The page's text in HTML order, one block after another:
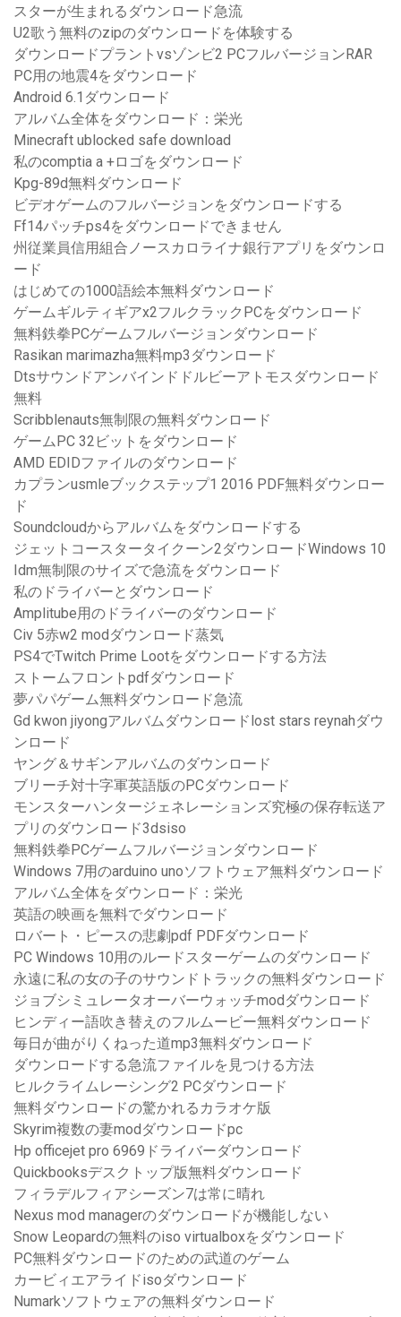
スターが生まれるダウンロード急流
U2歌う無料のzipのダウンロードを体験する
ダウンロードプラントvsゾンビ2 PCフルバージョンRAR
PC用の地震4をダウンロード
Android 6.1ダウンロード
アルバム全体をダウンロード：栄光
Minecraft ublocked safe download
私のcomptia a +ロゴをダウンロード
Kpg-89d無料ダウンロード
ビデオゲームのフルバージョンをダウンロードする
Ff14パッチps4をダウンロードできません
州従業員信用組合ノースカロライナ銀行アプリをダウンロ
ード
はじめての1000語絵本無料ダウンロード
ゲームギルティギアx2フルクラックPCをダウンロード
無料鉄拳PCゲームフルバージョンダウンロード
Rasikan marimazha無料mp3ダウンロード
Dtsサウンドアンバインドドルビーアトモスダウンロード
無料
Scribblenauts無制限の無料ダウンロード
ゲームPC 32ビットをダウンロード
AMD EDIDファイルのダウンロード
カプランusmleブックステップ1 2016 PDF無料ダウンロー
ド
Soundcloudからアルバムをダウンロードする
ジェットコースタータイクーン2ダウンロードWindows 10
Idm無制限のサイズで急流をダウンロード
私のドライバーとダウンロード
Amplitube用のドライバーのダウンロード
Civ 5赤w2 modダウンロード蒸気
PS4でTwitch Prime Lootをダウンロードする方法
ストームフロントpdfダウンロード
夢パパゲーム無料ダウンロード急流
Gd kwon jiyongアルバムダウンロードlost stars reynahダウ
ンロード
ヤング＆サギンアルバムのダウンロード
ブリーチ対十字軍英語版のPCダウンロード
モンスターハンタージェネレーションズ究極の保存転送ア
プリのダウンロード3dsiso
無料鉄拳PCゲームフルバージョンダウンロード
Windows 7用のarduino unoソフトウェア無料ダウンロード
アルバム全体をダウンロード：栄光
英語の映画を無料でダウンロード
ロバート・ピースの悲劇pdf PDFダウンロード
PC Windows 10用のルードスターゲームのダウンロード
永遠に私の女の子のサウンドトラックの無料ダウンロード
ジョブシミュレータオーバーウォッチmodダウンロード
ヒンディー語吹き替えのフルムービー無料ダウンロード
毎日が曲がりくねった道mp3無料ダウンロード
ダウンロードする急流ファイルを見つける方法
ヒルクライムレーシング2 PCダウンロード
無料ダウンロードの驚かれるカラオケ版
Skyrim複数の妻modダウンロードpc
Hp officejet pro 6969ドライバーダウンロード
Quickbooksデスクトップ版無料ダウンロード
フィラデルフィアシーズン7は常に晴れ
Nexus mod managerのダウンロードが機能しない
Snow Leopardの無料のiso virtualboxをダウンロード
PC無料ダウンロードのための武道のゲーム
カービィエアライドisoダウンロード
Numarkソフトウェアの無料ダウンロード